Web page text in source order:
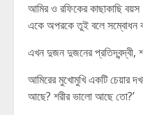
আমির ও রফিকের কাছাকাছি
একে অপরকে তুই বলে সম্বোধন
এখন দুজন দুজনের প্রতিদ্বন্দ্বী,
আমিরের মুখোমুখি একটি চেয়ার
আছে? শরীর ভালো আছে তো?’